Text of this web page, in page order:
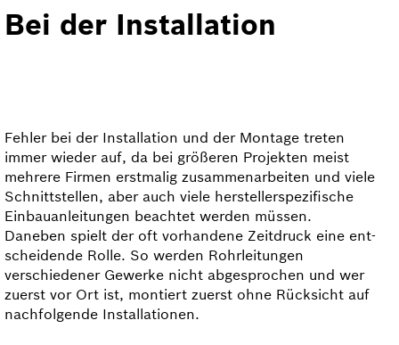
Bei der Installation
Fehler bei der Installation und der Montage treten
immer wieder auf, da bei größeren Projekten meist
mehrere Firmen erstmalig zusammenarbeiten und viele
Schnittstellen, aber auch viele hersteller­spezifische
Einbauan­leitungen beachtet werden müssen.
Daneben spielt der oft vorhandene Zeitdruck eine ent­
scheidende Rolle. So werden Rohrleitungen
verschiedener Gewerke nicht abgesprochen und wer
zuerst vor Ort ist, montiert zuerst ohne Rücksicht auf
nachfolgende Installationen.